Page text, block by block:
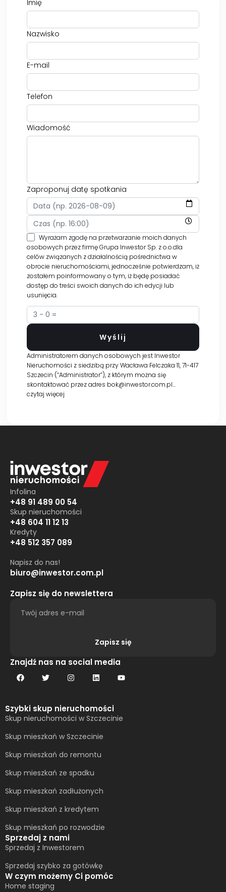
Imię
Nazwisko
E-mail
Telefon
Wiadomość
Zaproponuj datę spotkania
Wyrażam zgodę na przetwarzanie moich danych
osobowych przez firmę Grupa Inwestor Sp. z o.o.dla
celów związanych z działalnością pośrednictwa w
obrocie nieruchomościami, jednocześnie potwierdzam, iż
zostałem poinformowany o tym, iż będę posiadać
dostęp do treści swoich danych do ich edycji lub
usunięcia.
Administratorem danych osobowych jest Inwestor
Nieruchomości z siedzibą przy Wacława Felczaka 11, 71-417
Szczecin (“Administrator”), z którym można się
skontaktować przez adres bok@inwestor.com.pl…
czytaj więcej
Infolina
+48 91 489 00 54
Skup nieruchomości
+48 604 11 12 13
Kredyty
+48 512 357 089
Napisz do nas!
biuro@inwestor.com.pl
Zapisz się do newslettera
Zapisz się
Alternative:
Znajdź nas na social media
Szybki skup nieruchomości
Skup nieruchomości w Szczecinie
Skup mieszkań w Szczecinie
Skup mieszkań do remontu
Skup mieszkań ze spadku
Skup mieszkań zadłużonych
Skup mieszkań z kredytem
Skup mieszkań po rozwodzie
Sprzedaj z nami
Sprzedaj z Inwestorem
Sprzedaj szybko za gotówkę
W czym możemy Ci pomóc
Home staging